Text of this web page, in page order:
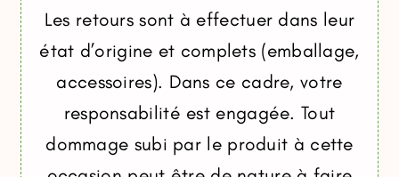
Les retours sont à effectuer dans leur
état d’origine et complets (emballage,
accessoires). Dans ce cadre, votre
responsabilité est engagée. Tout
dommage subi par le produit à cette